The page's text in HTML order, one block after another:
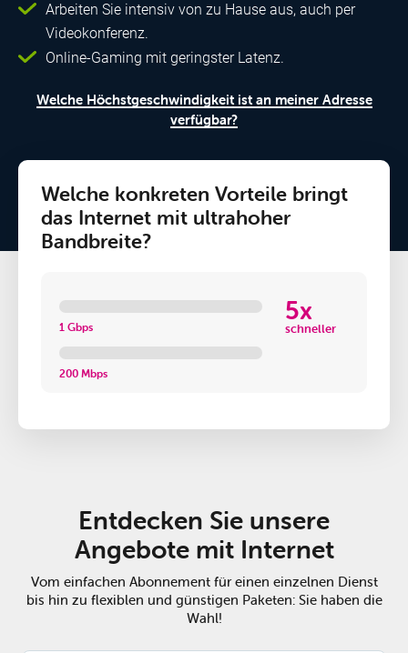
Arbeiten Sie intensiv von zu Hause aus, auch per
Videokonferenz.
Online-Gaming mit geringster Latenz.
Welche Höchstgeschwindigkeit ist an meiner Adresse
verfügbar?
Welche konkreten Vorteile bringt
das Internet mit ultrahoher
Bandbreite?
1 Gbps
5x
schneller
200 Mbps
Entdecken Sie unsere
Angebote mit Internet
Vom einfachen Abonnement für einen einzelnen Dienst
bis hin zu flexiblen und günstigen Paketen: Sie haben die
Wahl!